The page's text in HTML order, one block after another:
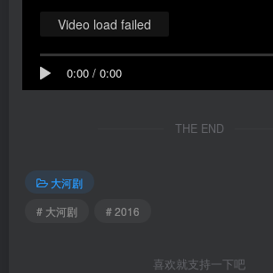
0:00 / 0:00
Video load failed
THE END
大河剧
# 大河剧
# 2016
喜欢就支持一下吧